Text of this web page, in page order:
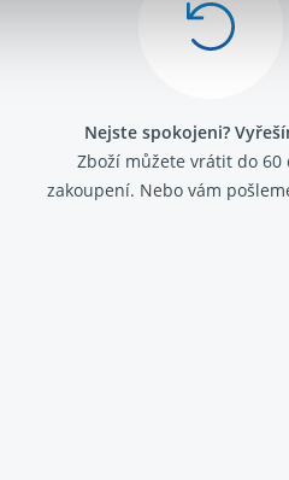
Nejste spokojeni?
Zboží můžete vrátit do 60
zakoupení. Nebo vám